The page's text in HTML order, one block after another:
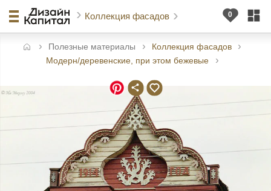
Коллекция фасадов
Полезные материалы
Коллекция фасадов
Модерн/деревенские, при этом бежевые